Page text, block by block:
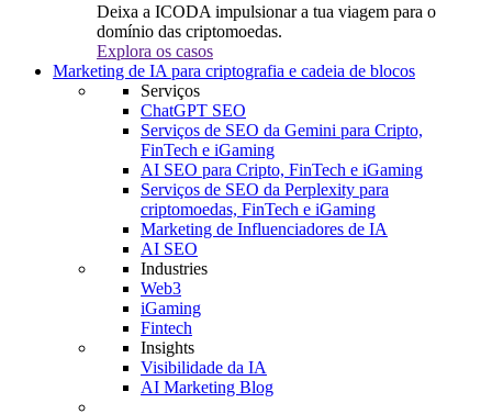
Deixa a ICODA impulsionar a tua viagem para o
domínio das criptomoedas.
Explora os casos
Marketing de IA para criptografia e cadeia de blocos
Serviços
ChatGPT SEO
Serviços de SEO da Gemini para Cripto,
FinTech e iGaming
AI SEO para Cripto, FinTech e iGaming
Serviços de SEO da Perplexity para
criptomoedas, FinTech e iGaming
Marketing de Influenciadores de IA
AI SEO
Industries
Web3
iGaming
Fintech
Insights
Visibilidade da IA
AI Marketing Blog